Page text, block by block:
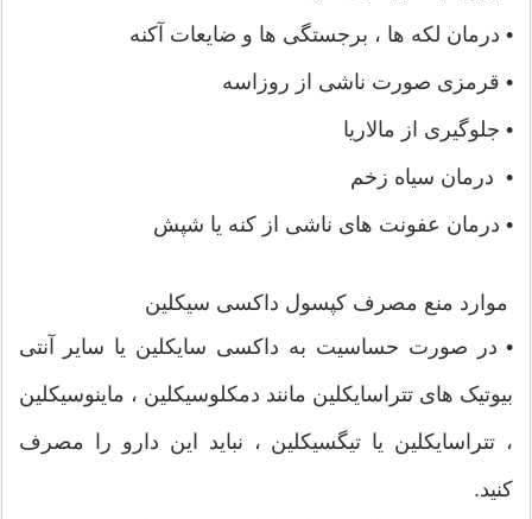
• درمان لکه ها ، برجستگی ها و ضایعات آکنه
• قرمزی صورت ناشی از روزاسه
• جلوگیری از مالاریا
• درمان سیاه زخم
• درمان عفونت های ناشی از کنه یا شپش
موارد منع مصرف کپسول داکسی سیکلین
• در صورت حساسیت به داکسی سایکلین یا سایر آنتی
بیوتیک های تتراسایکلین مانند دمکلوسیکلین ، ماینوسیکلین
، تتراسایکلین یا تیگسیکلین ، نباید این دارو را مصرف
کنید.